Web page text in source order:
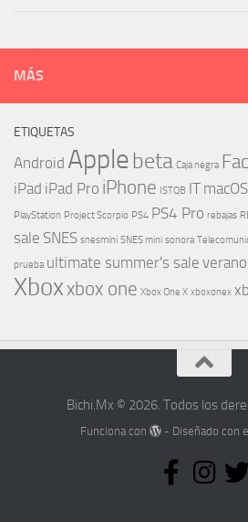
MÁS
ETIQUETAS
Android Applebeta Caja negra
iPad iPad Pro iPhone ISTQB IT macOS
PlayStation Project Scorpio PS4 PS4 Pro rebajas
sale SNES snesmini SNES mini sonora
prueba ultimate summer's sale verano
Xboxxbox one Xbox One X xboxonex
Bichi.Mx © 2026. Todos los
Funciona con - Diseñado con